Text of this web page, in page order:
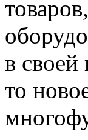
в своей
то